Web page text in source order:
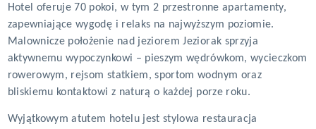
Hotel oferuje 70 pokoi, w tym 2 przestronne apartamenty,
zapewniające wygodę i relaks na najwyższym poziomie.
Malownicze położenie nad jeziorem Jeziorak sprzyja
aktywnemu wypoczynkowi – pieszym wędrówkom, wycieczkom
rowerowym, rejsom statkiem, sportom wodnym oraz
bliskiemu kontaktowi z naturą o każdej porze roku.
Wyjątkowym atutem hotelu jest stylowa restauracja